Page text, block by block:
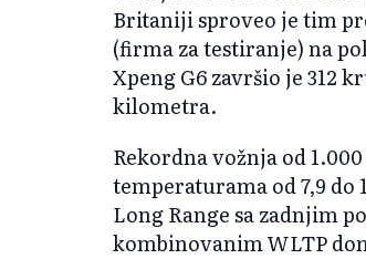
Britaniji sproveo je tim
(firma za testiranje) na
Xpeng G6 završio je 312
kilometra.
Rekordna vožnja od
temperaturama od 7,9 do
Long Range sa zadnjim
kombinovanim WLTP